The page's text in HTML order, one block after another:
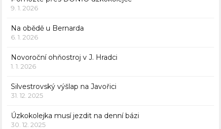
9. 1. 2026
Na obědě u Bernarda
6. 1. 2026
Novoroční ohňostroj v J. Hradci
1. 1. 2026
Silvestrovský výšlap na Javořici
31. 12. 2025
Úzkokolejka musí jezdit na denní bázi
30. 12. 2025